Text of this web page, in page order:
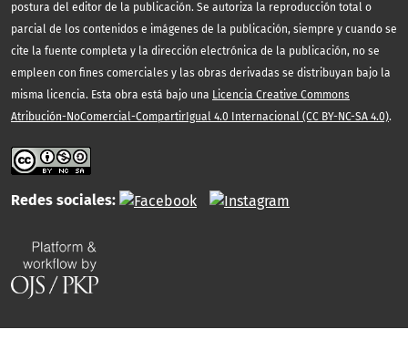
postura del editor de la publicación. Se autoriza la reproducción total o
parcial de los contenidos e imágenes de la publicación, siempre y cuando se
cite la fuente completa y la dirección electrónica de la publicación, no se
empleen con fines comerciales y las obras derivadas se distribuyan bajo la
misma licencia. Esta obra está bajo una Licencia Creative Commons
Atribución-NoComercial-CompartirIgual 4.0 Internacional (CC BY-NC-SA 4.0).
Redes sociales: